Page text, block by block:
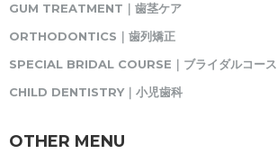
GUM TREATMENT｜歯茎ケア
ORTHODONTICS｜歯列矯正
SPECIAL BRIDAL COURSE｜ブライダルコース
CHILD DENTISTRY｜小児歯科
OTHER MENU